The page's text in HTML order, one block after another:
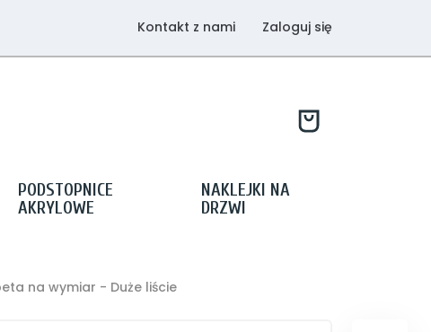
Kontakt z nami Zaloguj się
PODSTOPNICE
AKRYLOWE
NAKLEJKI NA
DRZWI
na wymiar - Duże liście